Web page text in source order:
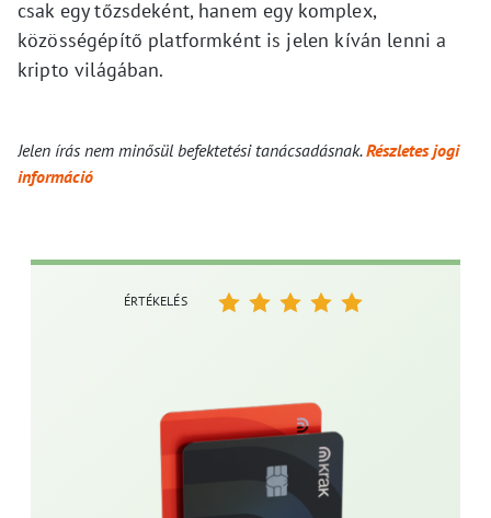
csak egy tőzsdeként, hanem egy komplex,
közösségépítő platformként is jelen kíván lenni a
kripto világában.
Jelen írás nem minősül befektetési tanácsadásnak.Részletes jogi
információ
ÉRTÉKELÉS